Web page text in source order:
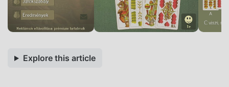
Explore this article